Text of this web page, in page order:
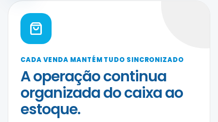
CADA VENDA MANTÉM TUDO SINCRONIZADO
A operação continua
organizada do caixa ao
estoque.